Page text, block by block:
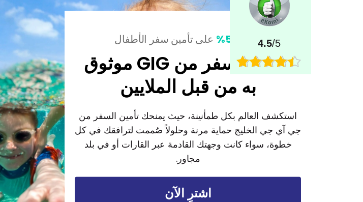
4.5/5 خصم 50% على تأمين سفر الأطفال
تأمين السفر من GIG موثوق
به من قبل الملايين
استكشف العالم بكل طمأنينة، حيث يمنحك تأمين السفر من
جي آي جي الخليج حماية مرنة وحلولاً صُممت لترافقك في كل
خطوة، سواء كانت وجهتك القادمة عبر القارات أو في بلد
مجاور.
اشترِ الآن